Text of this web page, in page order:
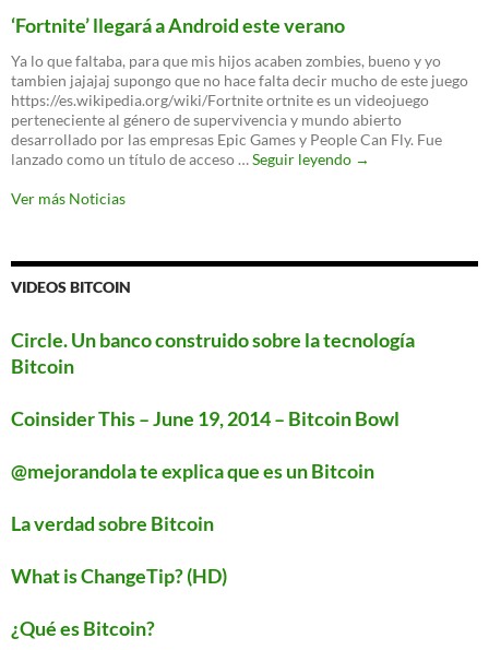
es
oficial:
un
nuevo
protocolo
para
proteger
tu
‘Fortnite’ llegará a Android este verano
Ya lo que faltaba, para que mis hijos acaben zombies, bueno y yo
tambien jajajaj supongo que no hace falta decir mucho de este juego
https://es.wikipedia.org/wiki/Fortnite ortnite es un videojuego
perteneciente al género de supervivencia y mundo abierto
desarrollado por las empresas Epic Games y People Can Fly. Fue
lanzado como un título de acceso …Seguir leyendo ‘Fortnite’
→
Ver más Noticias
VIDEOS BITCOIN
Circle. Un banco construido sobre la tecnología
Bitcoin
Coinsider This – June 19, 2014 – Bitcoin Bowl
@mejorandola te explica que es un Bitcoin
La verdad sobre Bitcoin
What is ChangeTip? (HD)
¿Qué es Bitcoin?